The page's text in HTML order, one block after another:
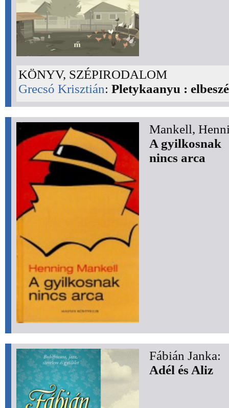
KÖNYV, SZÉPIRODALOM
Grecsó Krisztián: Pletykaanyu :
Mankell,
A gyilkosnak
nincs arca
Fábián Janka:
Adél és Aliz